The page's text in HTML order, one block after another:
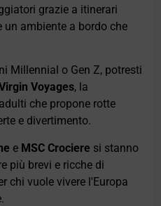
grazie a itinerari
ambiente a bordo che
Millennial o Gen Z, potresti
Voyages, la
che propone rotte
e divertimento.
e MSC Crociere si stanno
più brevi e ricche di
chi vuole vivere l'Europa